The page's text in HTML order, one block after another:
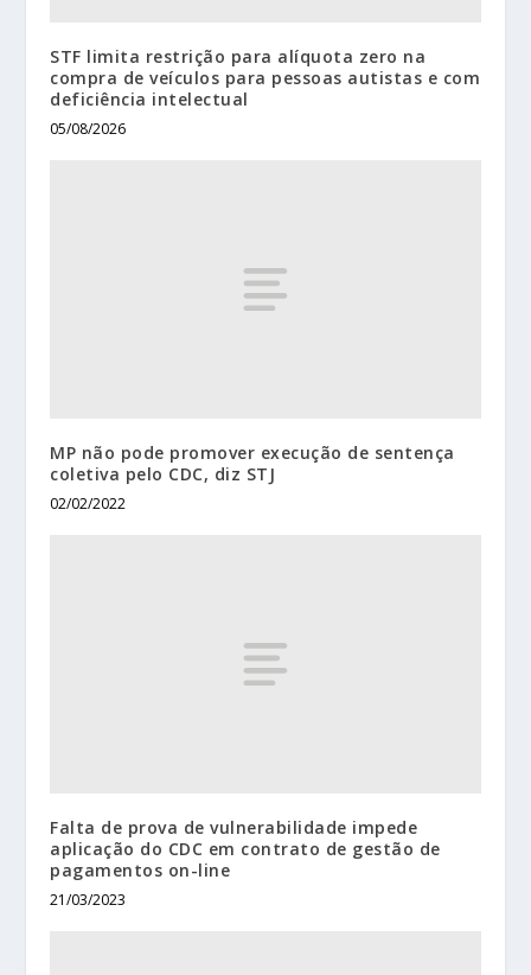
STF limita restrição para alíquota zero na
compra de veículos para pessoas autistas e com
deficiência intelectual
05/08/2026
MP não pode promover execução de sentença
coletiva pelo CDC, diz STJ
02/02/2022
Falta de prova de vulnerabilidade impede
aplicação do CDC em contrato de gestão de
pagamentos on-line
21/03/2023